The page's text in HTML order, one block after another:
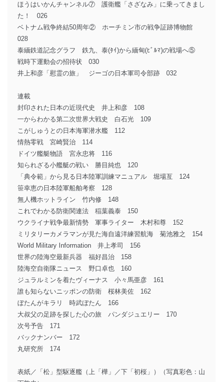
ほうはいかんチャンネル⑦ 護衛艦「さざなみ」に乗ってきまし
た！ 026
ベトナム戦争終結50周年② ホーチミン市の戦争証跡博物館
028
泰緬鉄道記念グラフ 鉄九、泰(ﾀｲ)から緬甸(ﾋﾞﾙﾏ)の戦場へ⑤
戦時下運動会の招待状 030
井上和彦「慰霊の旅」 ジーゴの日本軍司令部跡 032
連載
封印された日本の近現代史 井上和彦 108
一からわかる第二次世界大戦史 白石光 109
こがしゅうとの日本海軍潜水艦 112
情熱零戦 宮崎賢治 114
ドイツ艦艇物語 宮永忠将 116
知られざる小艦艇の戦い 勝目純也 120
「典令範」から見る日本陸軍訓練マニュアル 堀場亙 124
笹幸恵の日本陸軍船舶考察 128
無人機ホットライン 竹内修 148
これでわかる防衛関連法 稲葉義泰 150
ウクライナ戦争最新情勢 軍事ライター 木村和尊 152
ミリタリーカメラマンが見た海自遠洋練習航海 菊池雅之 154
World Military Information 井上孝司 156
世界の陸海空最新兵器 福好昌治 158
陸海空自衛隊ニュース 野口卓也 160
ジュラルミンを着たヴィーナス 小々馬亜彦 161
誰も知らないニッポンの防衛 桜林美佐 162
ぼたんがキラリ 時武ぼたん 166
大叔父の足跡を探した心の旅 パンダジュエリー 170
次号予告 171
バックナンバー 172
丸研究所 174
表紙／「松」型駆逐艦（上「樺」／下「初桜」）（写真彩色：山